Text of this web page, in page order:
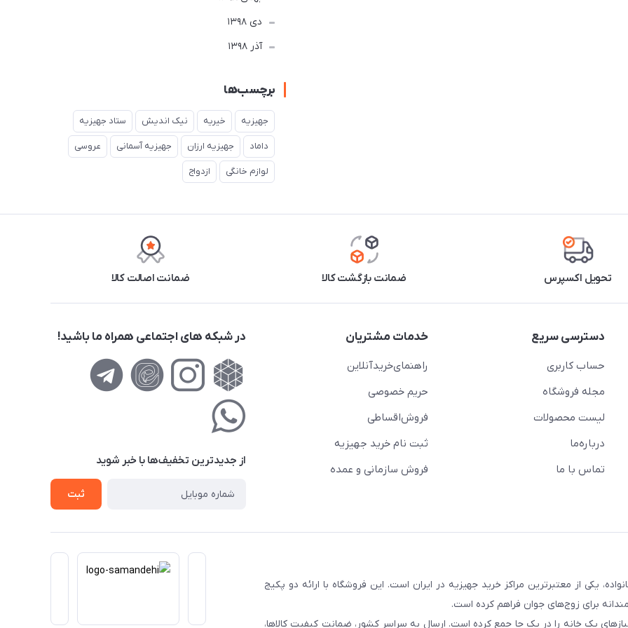
دی 1398
آذر 1398
برچسب‌ها
جهیزیه خیریه نیک اندیش ستاد جهیزیه
داماد جهیزیه ارزان جهیزیه آسمانی عروسی
لوازم خانگی ازدواج
تحویل اکسپرس ضمانت بازگشت کالا ضمانت اصالت کالا
دسترسی سریع
حساب کاربری
مجله فروشگاه
لیست محصولات
درباره‌ما
تماس با ما
خدمات مشتریان
راهنمای‌خرید‌آنلاین
حریم خصوصی
فروش‌اقساطی
ثبت نام خرید جهیزیه
فروش سازمانی و عمده
در شبکه های اجتماعی همراه ما باشید!
از جدید‌ترین تخفیف‌ها با‌ خبر شوید
ثبت
و اعتماد بیش از ۵۰ هزار خانواده، یکی از معتبرترین مراکز خرید جهیزیه در ایران است. این فروشگاه با ارائه دو پکیج
برای زوج‌های جوان فراهم کرده است.
یک خانه را در یک جا جمع کرده است. ارسال به سراسر کشور، ضمانت کیفیت کالاها،